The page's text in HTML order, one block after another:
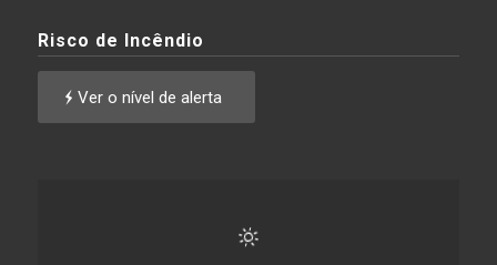
Risco de Incêndio
Ver o nível de alerta